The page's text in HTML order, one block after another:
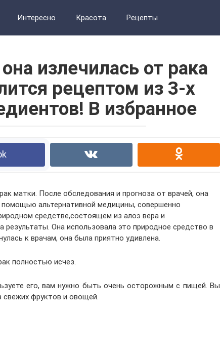
Интересно Красота Рецепты
излечилась от рака
рецептом из 3-х
В избранное
матки. После обследования и прогноза от врачей, она
помощью альтернативной медицины, совершенно
м средстве,состоящем из алоэ вера и
результаты. Она использовала это природное средство в
к врачам, она была приятно удивлена.
полностью исчез.
его, вам нужно быть очень осторожным с пищей. Вы
свежих фруктов и овощей.